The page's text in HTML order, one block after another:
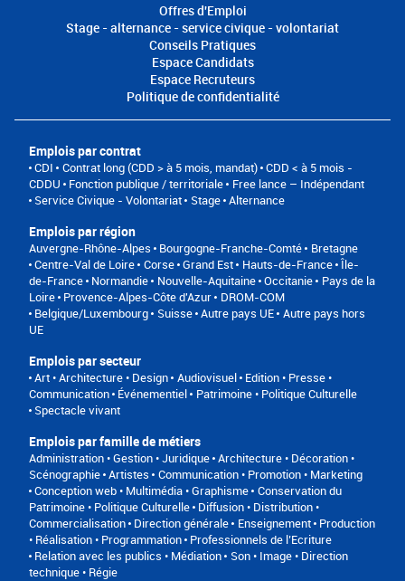
Offres d'Emploi
Stage - alternance - service civique - volontariat
Conseils Pratiques
Espace Candidats
Espace Recruteurs
Politique de confidentialité
Emplois par contrat
CDI Contrat long (CDD > à 5 mois, mandat) CDD < à 5 mois -
CDDU
Fonction publique / territoriale
Free lance – Indépendant
Service Civique - Volontariat
Stage Alternance
Emplois par région
Auvergne-Rhône-Alpes Bourgogne-Franche-Comté
Bretagne
Centre-Val de Loire Corse Grand Est Hauts-de-France Île-
de-France Normandie Nouvelle-Aquitaine Occitanie
Pays de la
Loire Provence-Alpes-Côte d'Azur
DROM-COM
Belgique/Luxembourg
Suisse Autre pays UE Autre pays hors
UE
Emplois par secteur
Art • Architecture • Design Audiovisuel Edition • Presse •
Communication Événementiel
Patrimoine • Politique Culturelle
Spectacle vivant
Emplois par famille de métiers
Administration • Gestion • Juridique Architecture • Décoration •
Scénographie Artistes
Communication • Promotion • Marketing
Conception web • Multimédia • Graphisme Conservation du
Patrimoine • Politique Culturelle Diffusion • Distribution •
Commercialisation Direction générale Enseignement Production
• Réalisation • Programmation Professionnels de l’Ecriture
Relation avec les publics • Médiation
Son • Image • Direction
technique • Régie